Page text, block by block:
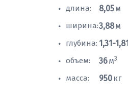
• длина: 8,05м
• ширина:3,88м
• глубина: 1,31-1,81
• объем: 36м3
• масса: 950 кг